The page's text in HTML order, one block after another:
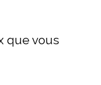
que vous